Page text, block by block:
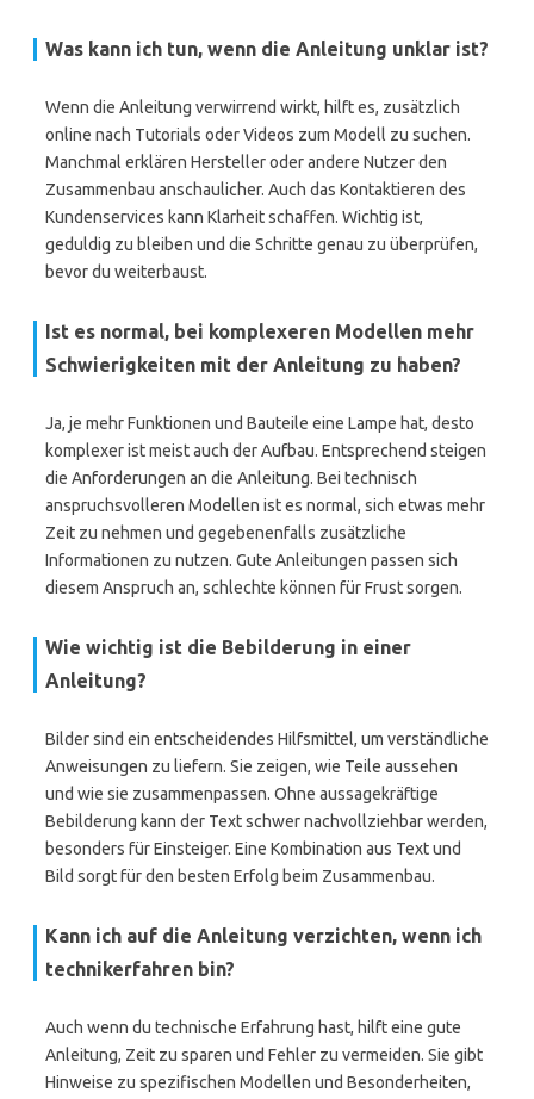
Was kann ich tun, wenn die Anleitung unklar ist?
Wenn die Anleitung verwirrend wirkt, hilft es, zusätzlich
online nach Tutorials oder Videos zum Modell zu suchen.
Manchmal erklären Hersteller oder andere Nutzer den
Zusammenbau anschaulicher. Auch das Kontaktieren des
Kundenservices kann Klarheit schaffen. Wichtig ist,
geduldig zu bleiben und die Schritte genau zu überprüfen,
bevor du weiterbaust.
Ist es normal, bei komplexeren Modellen mehr
Schwierigkeiten mit der Anleitung zu haben?
Ja, je mehr Funktionen und Bauteile eine Lampe hat, desto
komplexer ist meist auch der Aufbau. Entsprechend steigen
die Anforderungen an die Anleitung. Bei technisch
anspruchsvolleren Modellen ist es normal, sich etwas mehr
Zeit zu nehmen und gegebenenfalls zusätzliche
Informationen zu nutzen. Gute Anleitungen passen sich
diesem Anspruch an, schlechte können für Frust sorgen.
Wie wichtig ist die Bebilderung in einer
Anleitung?
Bilder sind ein entscheidendes Hilfsmittel, um verständliche
Anweisungen zu liefern. Sie zeigen, wie Teile aussehen
und wie sie zusammenpassen. Ohne aussagekräftige
Bebilderung kann der Text schwer nachvollziehbar werden,
besonders für Einsteiger. Eine Kombination aus Text und
Bild sorgt für den besten Erfolg beim Zusammenbau.
Kann ich auf die Anleitung verzichten, wenn ich
technikerfahren bin?
Auch wenn du technische Erfahrung hast, hilft eine gute
Anleitung, Zeit zu sparen und Fehler zu vermeiden. Sie gibt
Hinweise zu spezifischen Modellen und Besonderheiten,